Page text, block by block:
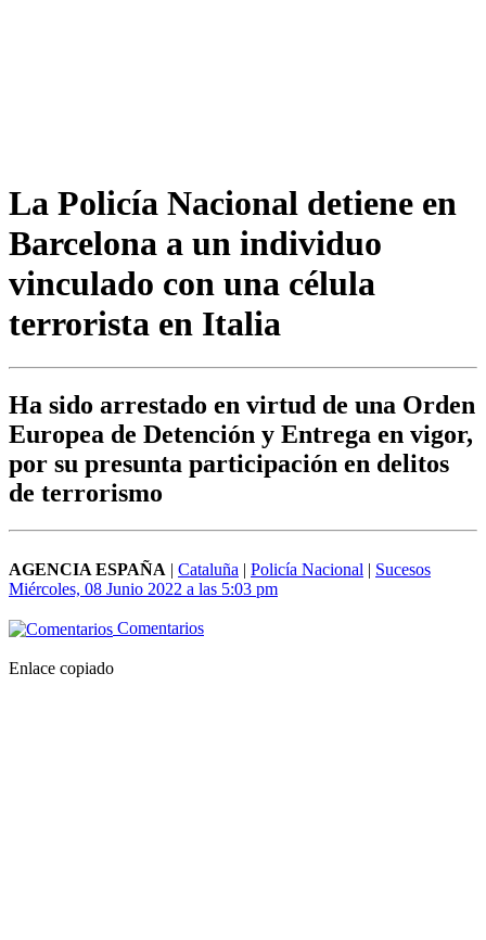
La Policía Nacional detiene en
Barcelona a un individuo
vinculado con una célula
terrorista en Italia
Ha sido arrestado en virtud de una Orden
Europea de Detención y Entrega en vigor,
por su presunta participación en delitos
de terrorismo
AGENCIA ESPAÑA | Cataluña | Policía Nacional | Sucesos
Miércoles, 08 Junio 2022 a las 5:03 pm
Comentarios
Enlace copiado